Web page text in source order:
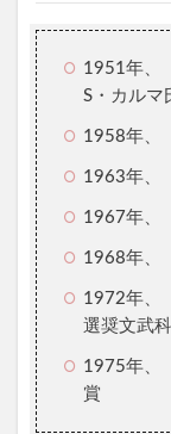
1951年、
S・カルマ
1958年、
1963年、
1967年、
1968年、
1972年、
選奨文武
1975年、
賞